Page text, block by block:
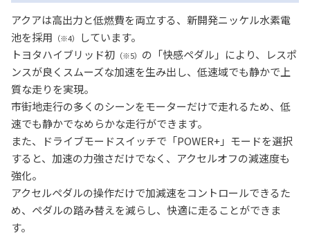
アクアは高出力と低燃費を両立する、新開発ニッケル水素電
池を採用 （※4）
しています。
トヨタハイブリッド初 （※5） の「快感ペダル」により、レスポ
ンスが良くスムーズな加速を生み出し、低速域でも静かで上
質な走りを実現。
市街地走行の多くのシーンをモーターだけで走れるため、低
速でも静かでなめらかな走行ができます。
また、ドライブモードスイッチで「POWER+」モードを選択
すると、加速の力強さだけでなく、アクセルオフの減速度も
強化。
アクセルペダルの操作だけで加減速をコントロールできるた
め、ペダルの踏み替えを減らし、快適に走ることができま
す。